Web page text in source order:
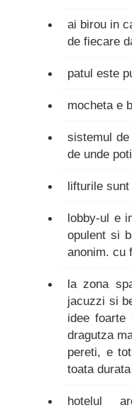
ai birou in
de fiecare
patul este
mocheta e
sistemul
de unde
lifturile
lobby-ul e
opulent si
anonim. cu
la zona
jacuzzi si
idee foarte
dragutza
pereti, e
toata
hotelul